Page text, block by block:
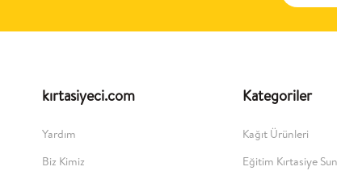
kırtasiyeci.com
Yardım
Biz Kimiz
Kategoriler
Kağıt Ürünleri
Eğitim Kırtasiye